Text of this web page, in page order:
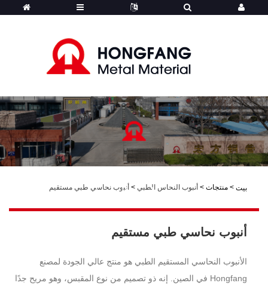
هونجفانج - المنتجات بيت > منتجات > أنبوب النحاس الطبي > أنبوب نحاسي طبي مستقيم
أنبوب نحاسي طبي مستقيم
الأنبوب النحاسي المستقيم الطبي هو منتج عالي الجودة لمصنع
Hongfang في الصين. إنه ذو تصميم من نوع المقبس، وهو مريح جدًا